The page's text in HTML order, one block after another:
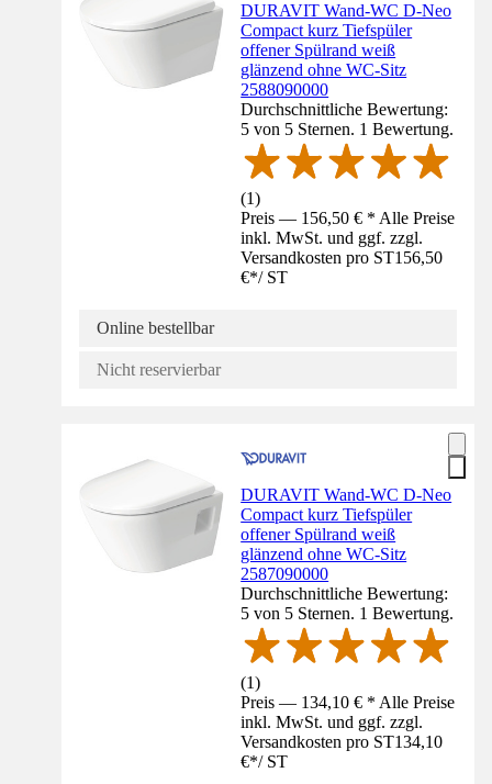
DURAVIT Wand-WC D-Neo
Compact kurz Tiefspüler
offener Spülrand weiß
glänzend ohne WC-Sitz
2588090000
Durchschnittliche Bewertung:
5 von 5 Sternen. 1 Bewertung.
(1)
Preis — 156,50 € * Alle Preise
inkl. MwSt. und ggf. zzgl.
Versandkosten pro ST156,50
€*/ ST
Online bestellbar
Nicht reservierbar
DURAVIT Wand-WC D-Neo
Compact kurz Tiefspüler
offener Spülrand weiß
glänzend ohne WC-Sitz
2587090000
Durchschnittliche Bewertung:
5 von 5 Sternen. 1 Bewertung.
(1)
Preis — 134,10 € * Alle Preise
inkl. MwSt. und ggf. zzgl.
Versandkosten pro ST134,10
€*/ ST